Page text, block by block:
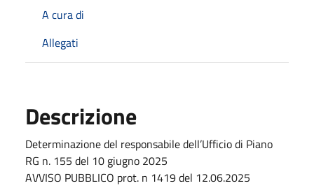
A cura di
Allegati
Descrizione
Determinazione del responsabile dell’Ufficio di Piano
RG n. 155 del 10 giugno 2025
AVVISO PUBBLICO prot. n 1419 del 12.06.2025